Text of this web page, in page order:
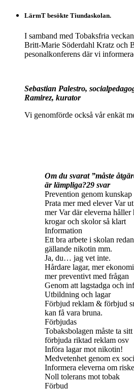
LärmT besökte Tiundaskolan.
I samband med Tobaksfria
Britt-Marie Söderdahl Kratz och
pesonalkonferens där vi
Sebastian Palestro,
Ramirez, kurator
Vi genomförde också vår enkät
Om du svarat ”måste
är lämpliga?29 svar
Prevention genom kunskap
Prata mer med elever Var
mer Var där eleverna håller
krogar och skolor så klart
Information
Ett bra arbete i skolan
gällande nikotin mm.
Ja, du… jag vet inte.
Hårdare lagar, mer
mer preventivt med frågan
Genom att lagstadga och
Utbildning och lagar
Förbjud reklam & förbjud
kan få vara bruna.
Förbjudas
Tobaksbolagen måste ta
förbjuda riktad reklam osv
Införa lagar mot nikotin!
Medvetenhet genom ex
Informera eleverna om
Noll tolerans mot tobak
Förbud